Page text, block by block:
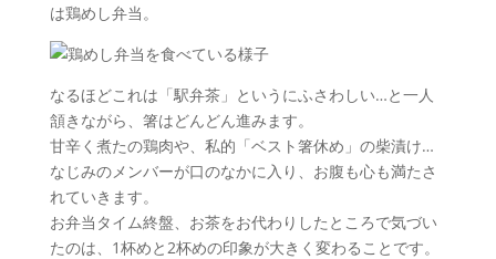
は鶏めし弁当。
なるほどこれは「駅弁茶」というにふさわしい…と一人
頷きながら、箸はどんどん進みます。
甘辛く煮たの鶏肉や、私的「ベスト箸休め」の柴漬け…
なじみのメンバーが口のなかに入り、お腹も心も満たさ
れていきます。
お弁当タイム終盤、お茶をお代わりしたところで気づい
たのは、1杯めと2杯めの印象が大きく変わることです。